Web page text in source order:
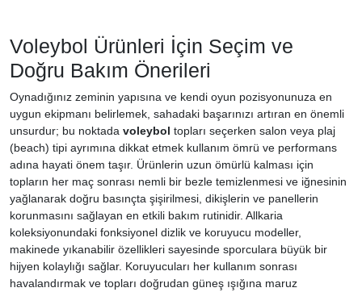
Voleybol Ürünleri İçin Seçim ve
Doğru Bakım Önerileri
Oynadığınız zeminin yapısına ve kendi oyun pozisyonunuza en
uygun ekipmanı belirlemek, sahadaki başarınızı artıran en önemli
unsurdur; bu noktada voleybol topları seçerken salon veya plaj
(beach) tipi ayrımına dikkat etmek kullanım ömrü ve performans
adına hayati önem taşır. Ürünlerin uzun ömürlü kalması için
topların her maç sonrası nemli bir bezle temizlenmesi ve iğnesinin
yağlanarak doğru basınçta şişirilmesi, dikişlerin ve panellerin
korunmasını sağlayan en etkili bakım rutinidir. Allkaria
koleksiyonundaki fonksiyonel dizlik ve koruyucu modeller,
makinede yıkanabilir özellikleri sayesinde sporculara büyük bir
hijyen kolaylığı sağlar. Koruyucuları her kullanım sonrası
havalandırmak ve topları doğrudan güneş ışığına maruz